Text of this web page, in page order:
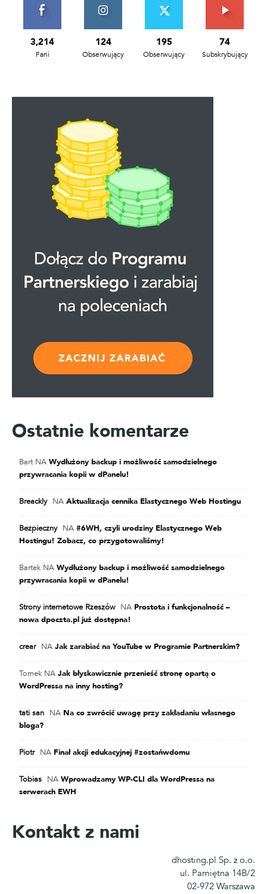
3,214
Fani
124
Obserwujący
195
Obserwujący
74
Subskrybujący
Ostatnie komentarze
Bart NA Wydłużony backup i możliwość samodzielnego
przywracania kopii w dPanelu!
Breackly NA Aktualizacja cennika Elastycznego Web Hostingu
Bezpieczny NA #6WH, czyli urodziny Elastycznego Web
Hostingu! Zobacz, co przygotowaliśmy!
Bartek NA Wydłużony backup i możliwość samodzielnego
przywracania kopii w dPanelu!
Strony internetowe Rzeszów NA Prostota i funkcjonalność –
nowa dpoczta.pl już dostępna!
crear NA Jak zarabiać na YouTube w Programie Partnerskim?
Tomek NA Jak błyskawicznie przenieść stronę opartą o
WordPressa na inny hosting?
tati san NA Na co zwrócić uwagę przy zakładaniu własnego
bloga?
Piotr NA Finał akcji edukacyjnej #zostańwdomu
Tobias NA Wprowadzamy WP-CLI dla WordPressa na
serwerach EWH
Kontakt z nami
dhosting.pl Sp. z o.o.
ul. Pamiętna 14B/2
02-972 Warszawa